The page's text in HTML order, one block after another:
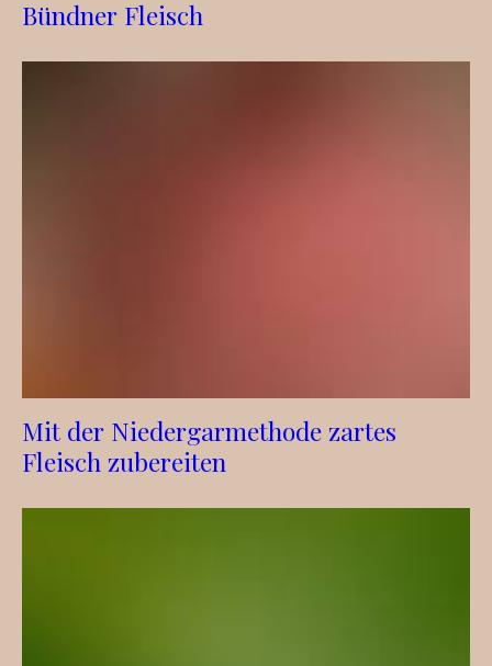
Bündner Fleisch
Mit der Niedergarmethode zartes
Fleisch zubereiten